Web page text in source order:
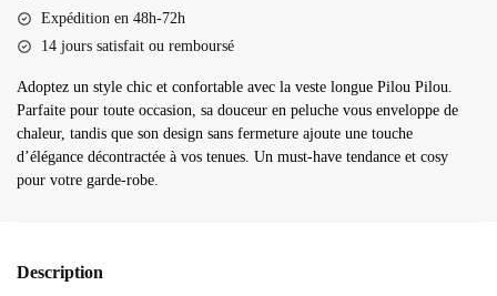
Expédition en 48h-72h
14 jours satisfait ou remboursé
Adoptez un style chic et confortable avec la veste longue Pilou Pilou.
Parfaite pour toute occasion, sa douceur en peluche vous enveloppe de
chaleur, tandis que son design sans fermeture ajoute une touche
d’élégance décontractée à vos tenues. Un must-have tendance et cosy
pour votre garde-robe.
Description